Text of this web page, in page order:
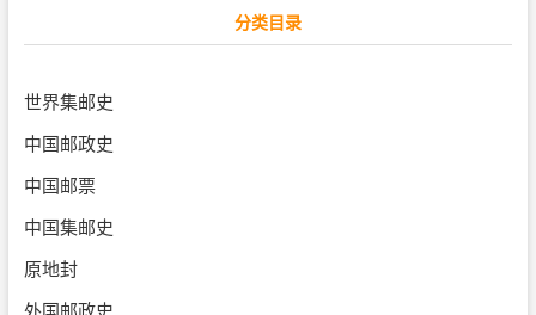
分类目录
世界集邮史
中国邮政史
中国邮票
中国集邮史
原地封
外国邮政史